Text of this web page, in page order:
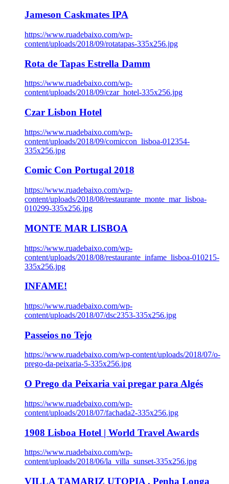
Jameson Caskmates IPA
https://www.ruadebaixo.com/wp-
content/uploads/2018/09/rotatapas-335x256.jpg
Rota de Tapas Estrella Damm
https://www.ruadebaixo.com/wp-
content/uploads/2018/09/czar_hotel-335x256.jpg
Czar Lisbon Hotel
https://www.ruadebaixo.com/wp-
content/uploads/2018/09/comiccon_lisboa-012354-
335x256.jpg
Comic Con Portugal 2018
https://www.ruadebaixo.com/wp-
content/uploads/2018/08/restaurante_monte_mar_lisboa-
010299-335x256.jpg
MONTE MAR LISBOA
https://www.ruadebaixo.com/wp-
content/uploads/2018/08/restaurante_infame_lisboa-010215-
335x256.jpg
INFAME!
https://www.ruadebaixo.com/wp-
content/uploads/2018/07/dsc2353-335x256.jpg
Passeios no Tejo
https://www.ruadebaixo.com/wp-content/uploads/2018/07/o-
prego-da-peixaria-5-335x256.jpg
O Prego da Peixaria vai pregar para Algés
https://www.ruadebaixo.com/wp-
content/uploads/2018/07/fachada2-335x256.jpg
1908 Lisboa Hotel | World Travel Awards
https://www.ruadebaixo.com/wp-
content/uploads/2018/06/la_villa_sunset-335x256.jpg
VILLA TAMARIZ UTOPIA . Penha Longa